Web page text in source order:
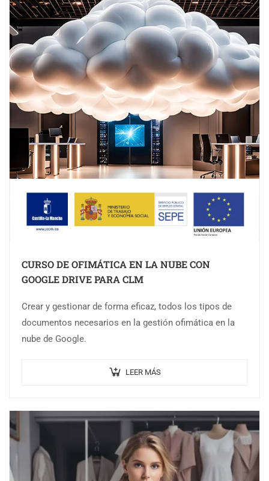
CURSO DE OFIMÁTICA EN LA NUBE CON
GOOGLE DRIVE PARA CLM
Crear y gestionar de forma eficaz, todos los tipos de
documentos necesarios en la gestión ofimática en la
nube de Google.
LEER MÁS